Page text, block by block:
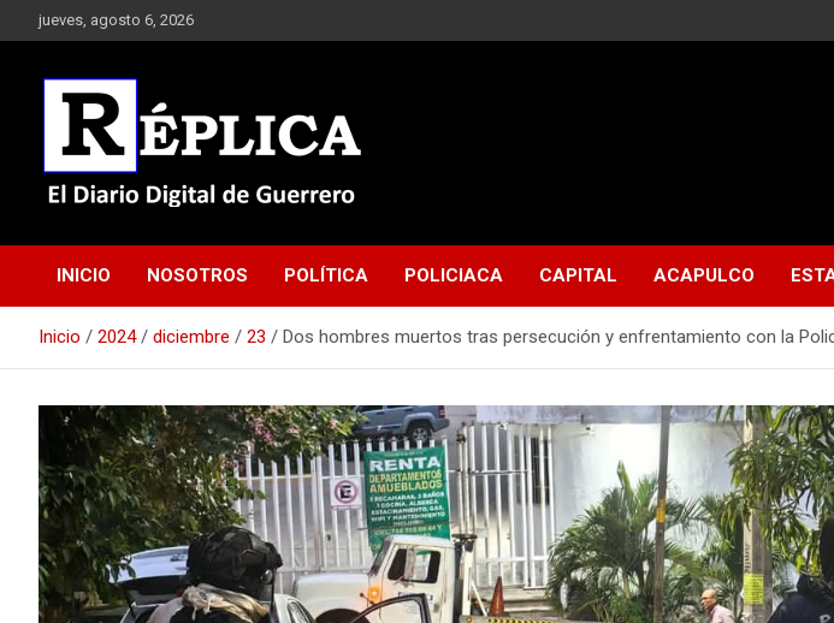
Saltar
al
jueves, agosto 6, 2026
Réplica
INICIO NOSOTROS POLÍTICA POLICIACA CAPITAL ACAPULCO
Inicio 2024 diciembre 23 Dos hombres muertos tras persecución y enfrentamiento con la